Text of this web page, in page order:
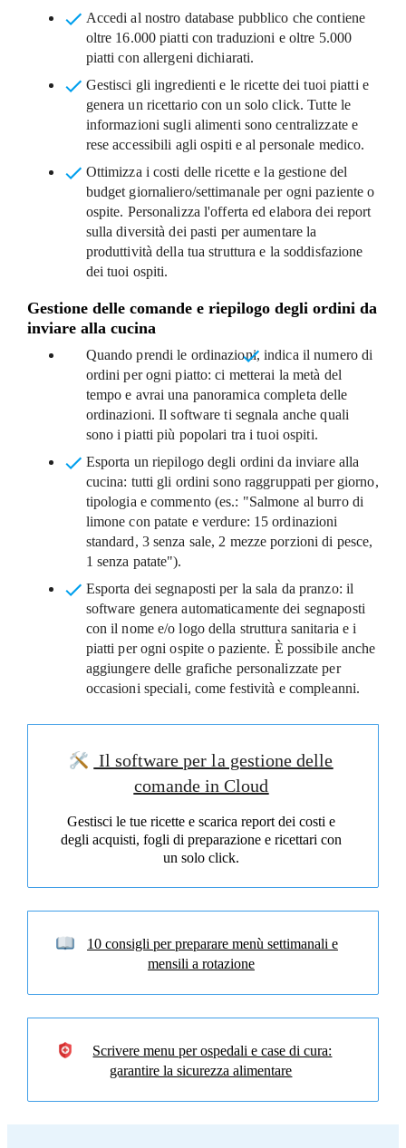
Il software per la gestione delle
comande in Cloud
Gestisci le tue ricette e scarica report dei costi e
degli acquisti, fogli di preparazione e ricettari con
un solo click.
10 consigli per preparare menù settimanali e
mensili a rotazione
Scrivere menu per ospedali e case di cura:
garantire la sicurezza alimentare
Accedi al nostro database pubblico che contiene
oltre 16.000 piatti con traduzioni e oltre 5.000
piatti con allergeni dichiarati.
Gestisci gli ingredienti e le ricette dei tuoi piatti e
genera un ricettario con un solo click. Tutte le
informazioni sugli alimenti sono centralizzate e
rese accessibili agli ospiti e al personale medico.
Ottimizza i costi delle ricette e la gestione del
budget giornaliero/settimanale per ogni paziente o
ospite. Personalizza l'offerta ed elabora dei report
sulla diversità dei pasti per aumentare la
produttività della tua struttura e la soddisfazione
dei tuoi ospiti.
Gestione delle comande e riepilogo degli ordini da
inviare alla cucina
Quando prendi le ordinazioni,indica il numero di
ordini per ogni piatto: ci metterai la metà del
tempo e avrai una panoramica completa delle
ordinazioni. Il software ti segnala anche quali
sono i piatti più popolari tra i tuoi ospiti.
Esporta un riepilogo degli ordini da inviare alla
cucina: tutti gli ordini sono raggruppati per giorno,
tipologia e commento (es.: "Salmone al burro di
limone con patate e verdure: 15 ordinazioni
standard, 3 senza sale, 2 mezze porzioni di pesce,
1 senza patate").
Esporta dei segnaposti per la sala da pranzo: il
software genera automaticamente dei segnaposti
con il nome e/o logo della struttura sanitaria e i
piatti per ogni ospite o paziente. È possibile anche
aggiungere delle grafiche personalizzate per
occasioni speciali, come festività e compleanni.